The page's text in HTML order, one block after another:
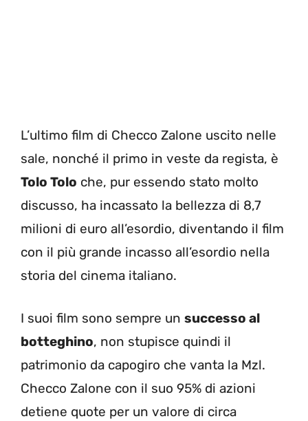
L’ultimo film di Checco Zalone uscito nelle
sale, nonché il primo in veste da regista, è
Tolo Tolo che, pur essendo stato molto
discusso, ha incassato la bellezza di 8,7
milioni di euro all’esordio, diventando il film
con il più grande incasso all’esordio nella
storia del cinema italiano.
I suoi film sono sempre un successo al
botteghino, non stupisce quindi il
patrimonio da capogiro che vanta la Mzl.
Checco Zalone con il suo 95% di azioni
detiene quote per un valore di circa